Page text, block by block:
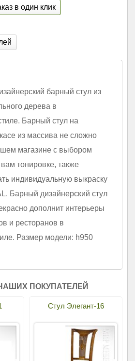
в один клик
барный стул из
дерева в
Барный стул на
из массива не сложно
магазине с выбором
тонировке, также
индивидуальную выкраску
Барный дизайнерский стул
дополнит интерьеры
и ресторанов в
Размер модели: h950
ПОКУПАТЕЛЕЙ
Стул Элегант-16